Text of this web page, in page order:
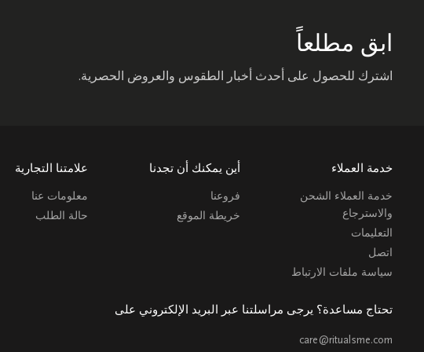
ابق مطلعاً
اشترك للحصول على أحدث أخبار الطقوس والعروض الحصرية.
خدمة العملاء
خدمة العملاء الشحن
والاسترجاع
التعليمات
اتصل
سياسة ملفات الارتباط
أين يمكنك أن تجدنا
فروعنا
خريطة الموقع
علامتنا التجارية
معلومات عنا
حالة الطلب
تحتاج مساعدة؟ يرجى مراسلتنا عبر البريد الإلكتروني على
care@ritualsme.com